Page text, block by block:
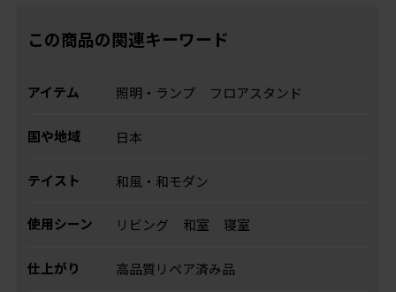
この商品の関連キーワード
アイテム 照明・ランプ フロアスタンド
国や地域 日本
テイスト 和風・和モダン
使用シーン リビング 和室 寝室
仕上がり 高品質リペア済み品